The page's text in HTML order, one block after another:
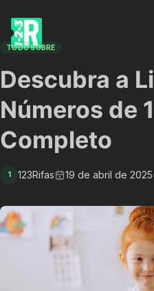
TUDO SOBRE
Descubra a
Números de
Completo
1 123Rifas 19 de abril de 2025